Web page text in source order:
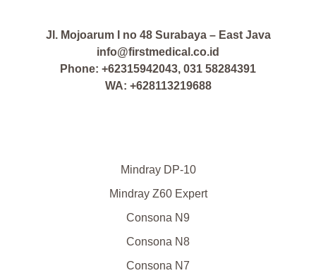
Jl. Mojoarum I no 48 Surabaya – East Java
info@firstmedical.co.id
Phone: +62315942043, 031 58284391
WA: +628113219688
Mindray DP-10
Mindray Z60 Expert
Consona N9
Consona N8
Consona N7